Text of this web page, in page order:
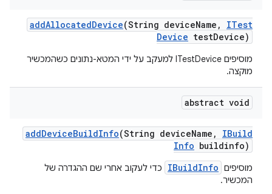
addAllocatedDevice(String deviceName ,
ITest
Device testDevice)
מוסיפים ITestDevice למעקב על ידי המטא-נתונים כשהמכשיר
מוקצה.
abstract void
addDeviceBuildInfo(String deviceName ,
IBuild
Info buildinfo)
מוסיפים IBuildInfo
כדי לעקוב אחרי שם ההגדרה של
המכשיר.